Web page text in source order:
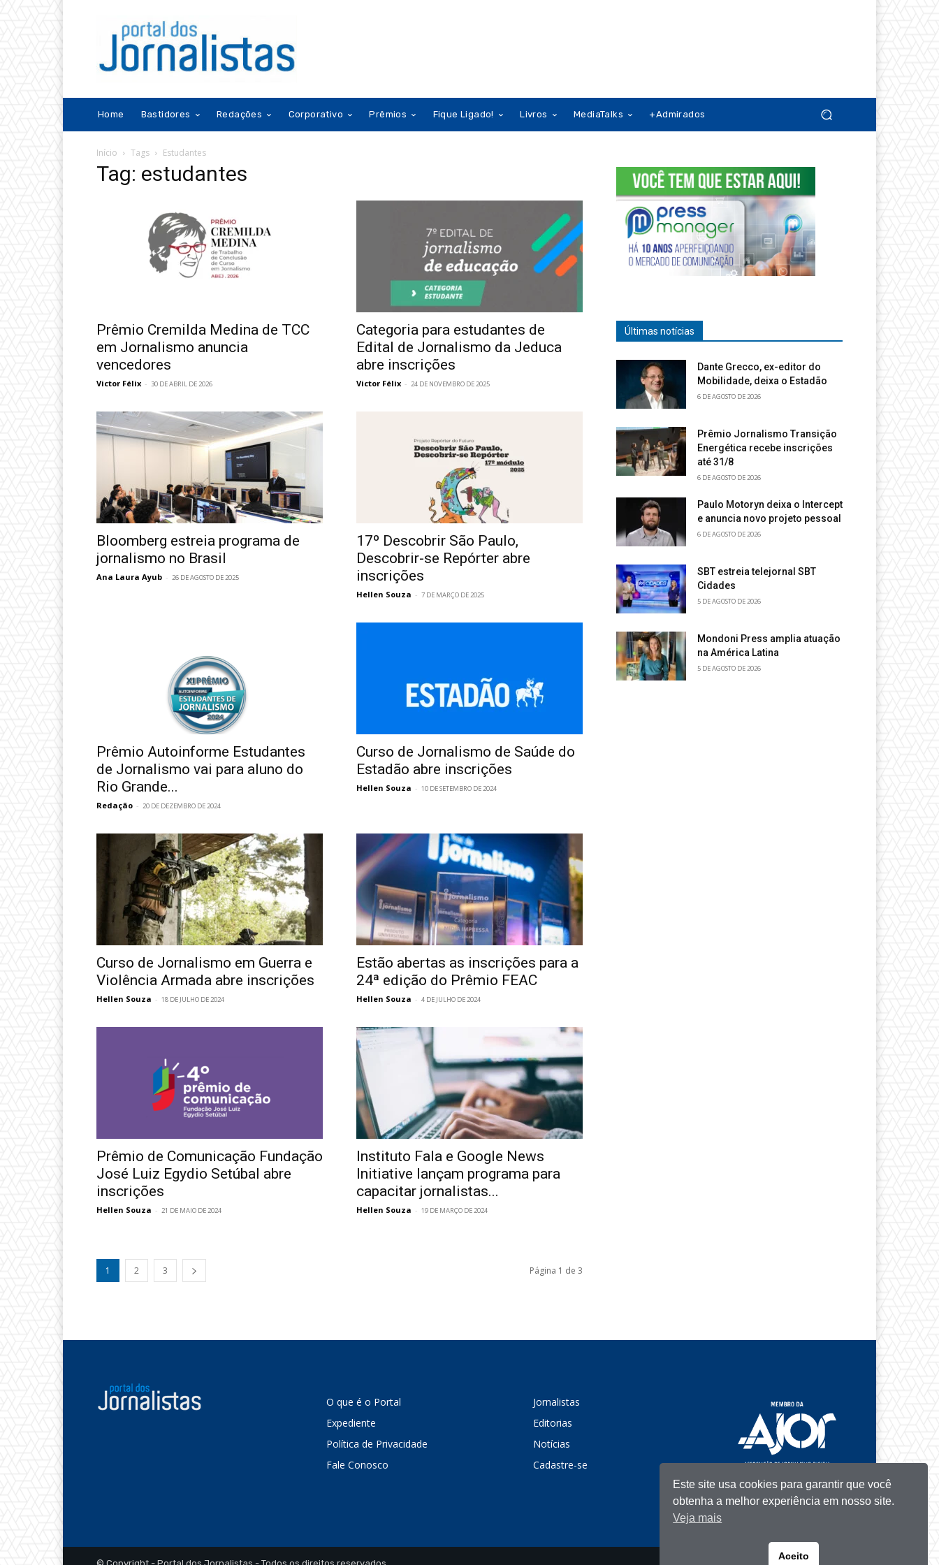
Home Bastidores Redações Corporativo Prêmios Fique Ligado! Livros MediaTalks +Admirados
Início Tags Estudantes
Tag: estudantes
Prêmio Cremilda Medina de TCC
em Jornalismo anuncia
vencedores
Victor Félix - 30 DE ABRIL DE 2026
Categoria para estudantes de
Edital de Jornalismo da Jeduca
abre inscrições
Victor Félix - 24 DE NOVEMBRO DE 2025
Bloomberg estreia programa de
jornalismo no Brasil
Ana Laura Ayub - 26 DE AGOSTO DE 2025
17º Descobrir São Paulo,
Descobrir-se Repórter abre
inscrições
Hellen Souza - 7 DE MARÇO DE 2025
Prêmio Autoinforme Estudantes
de Jornalismo vai para aluno do
Rio Grande...
Redação - 20 DE DEZEMBRO DE 2024
Curso de Jornalismo de Saúde do
Estadão abre inscrições
Hellen Souza - 10 DE SETEMBRO DE 2024
Curso de Jornalismo em Guerra e
Violência Armada abre inscrições
Hellen Souza - 18 DE JULHO DE 2024
Estão abertas as inscrições para a
24ª edição do Prêmio FEAC
Hellen Souza - 4 DE JULHO DE 2024
Prêmio de Comunicação Fundação
José Luiz Egydio Setúbal abre
inscrições
Hellen Souza - 21 DE MAIO DE 2024
Instituto Fala e Google News
Initiative lançam programa para
capacitar jornalistas...
Hellen Souza - 19 DE MARÇO DE 2024
1 2 3 Página 1 de 3
Últimas notícias
Dante Grecco, ex-editor do
Mobilidade, deixa o Estadão
6 DE AGOSTO DE 2026
Prêmio Jornalismo Transição
Energética recebe inscrições
até 31/8
6 DE AGOSTO DE 2026
Paulo Motoryn deixa o Intercept
e anuncia novo projeto pessoal
6 DE AGOSTO DE 2026
SBT estreia telejornal SBT
Cidades
5 DE AGOSTO DE 2026
Mondoni Press amplia atuação
na América Latina
5 DE AGOSTO DE 2026
O que é o Portal
Expediente
Política de Privacidade
Fale Conosco
Jornalistas
Editorias
Notícias
Cadastre-se
Este site usa cookies para garantir que você
obtenha a melhor experiência em nosso site.
Veja mais
Aceito